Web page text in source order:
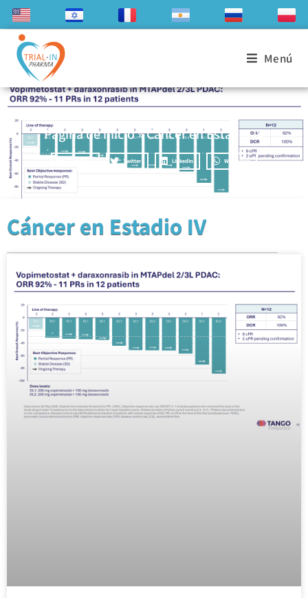
Menú
Página de inicio»Cáncer en Estadio IV
Twitter LinkedIn WhatsApp
Cáncer en Estadio IV